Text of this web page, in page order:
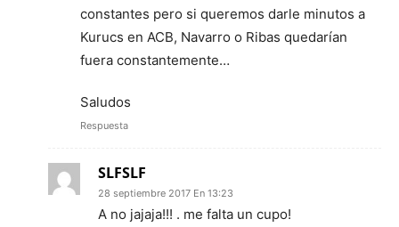
constantes pero si queremos darle minutos a
Kurucs en ACB, Navarro o Ribas quedarían
fuera constantemente…
Saludos
Respuesta
SLFSLF
28 septiembre 2017 En 13:23
A no jajaja!!! . me falta un cupo!